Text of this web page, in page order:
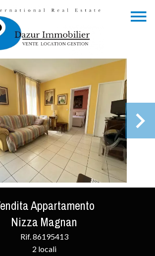
Appartamento
Nizza Magnan
Rif. 86195413
2 locali